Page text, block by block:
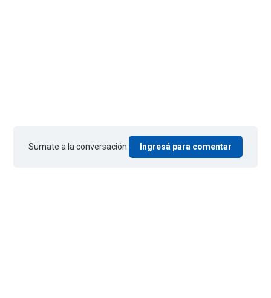
Sumate a la conversación. Ingresá para comentar